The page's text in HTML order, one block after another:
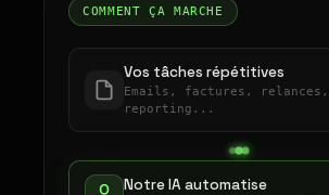
COMMENT ÇA MARCHE
Vos tâches répétitives
Emails, factures, relances,
reporting...
Notre IA automatise